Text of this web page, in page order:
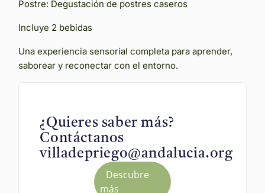
Postre: Degustación de postres caseros
Incluye 2 bebidas
Una experiencia sensorial completa para aprender,
saborear y reconectar con el entorno.
¿Quieres saber más?
Contáctanos
villadepriego@andalucia.org
Descubre
más